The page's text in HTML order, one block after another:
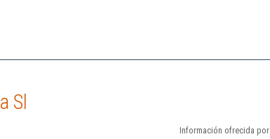
Sl
Información ofrecida por